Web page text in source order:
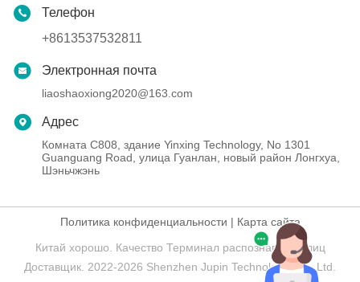
Телефон
+8613537532811
Электронная почта
liaoshaoxiong2020@163.com
Адрес
Комната C808, здание Yinxing Technology, No 1301
Guanguang Road, улица Гуанлан, новый район Лонгхуа,
Шэньчжэнь
Политика конфиденциальности | Карта сайта
Китай хорошо. Качество Терминал распознавания лиц
Доставщик. 2022-2026 Shenzhen Jupin Technology Co., Ltd.